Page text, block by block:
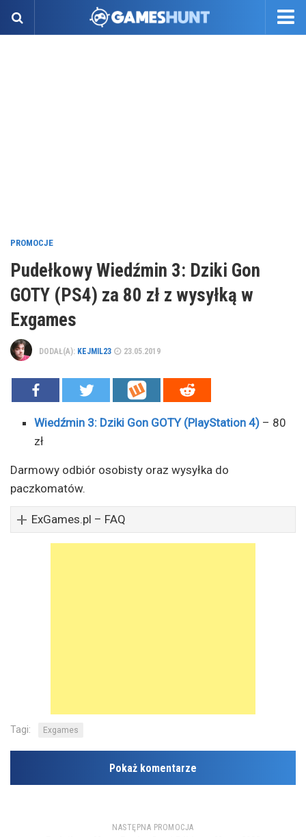
PROMOCJE
Pudełkowy Wiedźmin 3: Dziki Gon
GOTY (PS4) za 80 zł z wysyłką w
Exgames
DODAŁ(A): KEJMIL23 23.05.2019
Wiedźmin 3: Dziki Gon GOTY (PlayStation 4) – 80
zł
Darmowy odbiór osobisty oraz wysyłka do
paczkomatów.
ExGames.pl – FAQ
Tagi: Exgames
Pokaż komentarze
NASTĘPNA PROMOCJA